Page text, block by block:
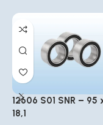
12606 S01 SNR – 95
18,1